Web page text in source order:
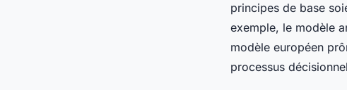
principes de base
exemple, le modèle
modèle européen
processus